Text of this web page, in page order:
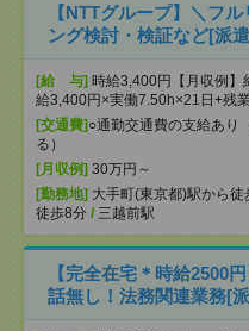
【NTTグループ】＼フ
ング検討・検証など[派
[給 与] 時給3,400円【月収例】
給3,400円×実働7.50h×21日+残
[交通費]○通勤交通費の支給あり
る）
[月収例] 30万円～
[勤務地] 大手町(東京都)駅から徒
徒歩8分 / 三越前駅
【完全在宅＊時給2500
話無し！法務関連業務[